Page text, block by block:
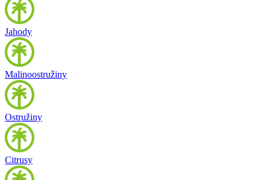
Jahody
Malinoostružiny
Ostružiny
Citrusy